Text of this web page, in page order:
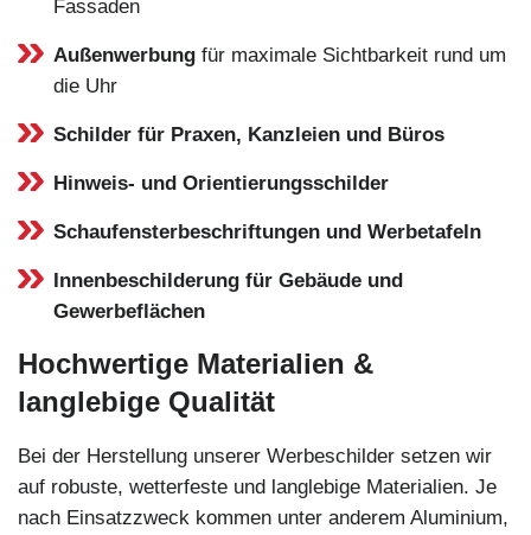
Fassaden
Außenwerbung für maximale Sichtbarkeit rund um
die Uhr
Schilder für Praxen, Kanzleien und Büros
Hinweis- und Orientierungsschilder
Schaufensterbeschriftungen und Werbetafeln
Innenbeschilderung für Gebäude und
Gewerbeflächen
Hochwertige Materialien &
langlebige Qualität
Bei der Herstellung unserer Werbeschilder setzen wir
auf robuste, wetterfeste und langlebige Materialien. Je
nach Einsatzzweck kommen unter anderem Aluminium,